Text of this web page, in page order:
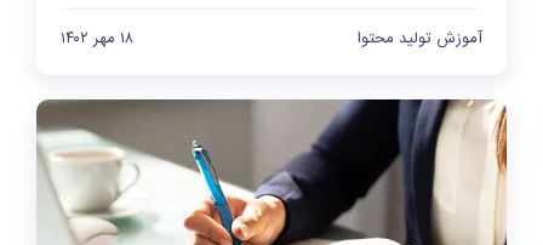
آموزش تولید محتوا ۱۸ مهر ۱۴۰۲